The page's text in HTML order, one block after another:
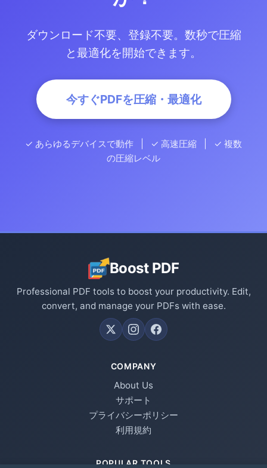
ダウンロード不要、登録不要。数秒で圧縮
と最適化を開始できます。
今すぐPDFを圧縮・最適化
✓ あらゆるデバイスで動作 | ✓ 高速圧縮 | ✓ 複数
の圧縮レベル
Boost PDF
Professional PDF tools to boost your productivity. Edit,
convert, and manage your PDFs with ease.
COMPANY
About Us
サポート
プライバシーポリシー
利用規約
POPULAR TOOLS